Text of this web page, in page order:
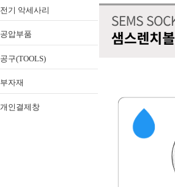
전기 악세사리
공압부품
공구(TOOLS)
부자재
개인결제창